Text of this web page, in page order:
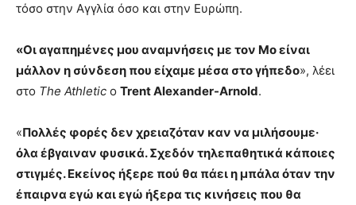
τόσο στην Αγγλία όσο και στην Ευρώπη.
«Οι αγαπημένες μου αναμνήσεις με τον Mo είναι
μάλλον η σύνδεση που είχαμε μέσα στο γήπεδο», λέει
στο The Athletic ο Trent Alexander-Arnold.
«Πολλές φορές δεν χρειαζόταν καν να μιλήσουμε·
όλα έβγαιναν φυσικά. Σχεδόν τηλεπαθητικά κάποιες
στιγμές. Εκείνος ήξερε πού θα πάει η μπάλα όταν την
έπαιρνα εγώ και εγώ ήξερα τις κινήσεις που θα